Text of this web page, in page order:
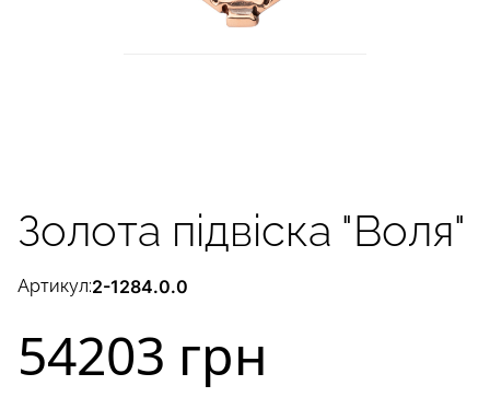
Золота підвіска "Воля"
Артикул:2-1284.0.0
54203 грн